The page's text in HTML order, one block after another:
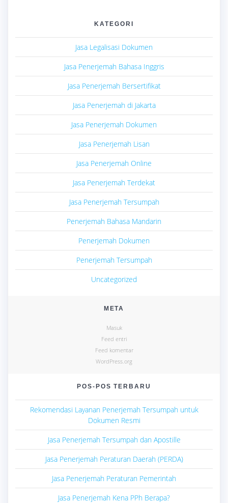
KATEGORI
Jasa Legalisasi Dokumen
Jasa Penerjemah Bahasa Inggris
Jasa Penerjemah Bersertifikat
Jasa Penerjemah di Jakarta
Jasa Penerjemah Dokumen
Jasa Penerjemah Lisan
Jasa Penerjemah Online
Jasa Penerjemah Terdekat
Jasa Penerjemah Tersumpah
Penerjemah Bahasa Mandarin
Penerjemah Dokumen
Penerjemah Tersumpah
Uncategorized
META
Masuk
Feed entri
Feed komentar
WordPress.org
POS-POS TERBARU
Rekomendasi Layanan Penerjemah Tersumpah untuk
Dokumen Resmi
Jasa Penerjemah Tersumpah dan Apostille
Jasa Penerjemah Peraturan Daerah (PERDA)
Jasa Penerjemah Peraturan Pemerintah
Jasa Penerjemah Kena PPh Berapa?